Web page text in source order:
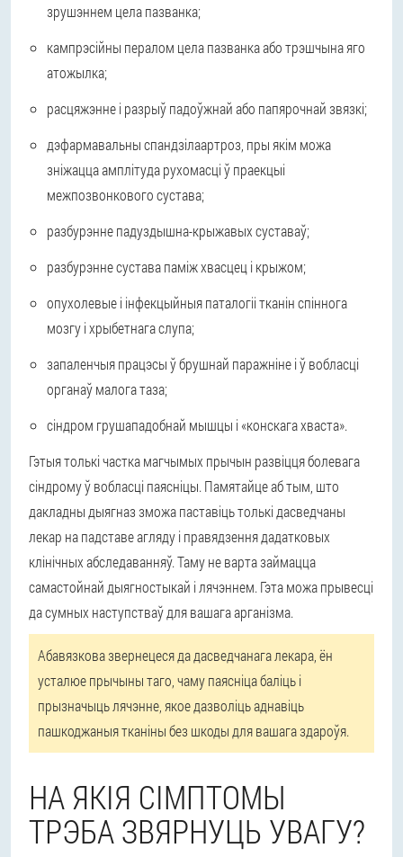
зрушэннем цела пазванка;
кампрэсійны пералом цела пазванка або трэшчына яго
атожылка;
расцяжэнне і разрыў падоўжнай або папярочнай звязкі;
дэфармавальны спандзілаартроз, пры якім можа
зніжацца амплітуда рухомасці ў праекцыі
межпозвонкового сустава;
разбурэнне падуздышна-крыжавых суставаў;
разбурэнне сустава паміж хвасцец і крыжом;
опухолевые і інфекцыйныя паталогіі тканін спіннога
мозгу і хрыбетнага слупа;
запаленчыя працэсы ў брушнай паражніне і ў вобласці
органаў малога таза;
сіндром грушападобнай мышцы і «конскага хваста».
Гэтыя толькі частка магчымых прычын развіцця болевага
сіндрому ў вобласці паясніцы. Памятайце аб тым, што
дакладны дыягназ зможа паставіць толькі дасведчаны
лекар на падставе агляду і правядзення дадатковых
клінічных абследаванняў. Таму не варта займацца
самастойнай дыягностыкай і лячэннем. Гэта можа прывесці
да сумных наступстваў для вашага арганізма.
Абавязкова звернецеся да дасведчанага лекара, ён
усталюе прычыны таго, чаму паясніца баліць і
прызначыць лячэнне, якое дазволіць аднавіць
пашкоджаныя тканіны без шкоды для вашага здароўя.
НА ЯКІЯ СІМПТОМЫ
ТРЭБА ЗВЯРНУЦЬ УВАГУ?